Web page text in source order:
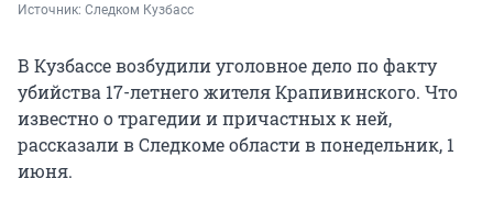
Источник: Следком Кузбасс
В Кузбассе возбудили уголовное дело по факту
убийства 17-летнего жителя Крапивинского. Что
известно о трагедии и причастных к ней,
рассказали в Следкоме области в понедельник, 1
июня.